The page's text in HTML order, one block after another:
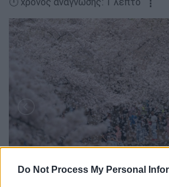
Do Not Process My Personal